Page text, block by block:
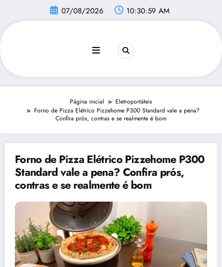
conteúdo
07/08/2026 10:31:00 AM
Página inicial
Eletroportáteis
Forno de Pizza Elétrico Pizzehome P300 Standard vale a pena?
Confira prós, contras e se realmente é bom
Forno de Pizza Elétrico Pizzehome P300
Standard vale a pena? Confira prós,
contras e se realmente é bom